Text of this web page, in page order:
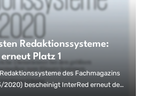
Redaktionssysteme:
Platz 1
des Fachmagazins
2020) bescheinigt InterRed erneut den